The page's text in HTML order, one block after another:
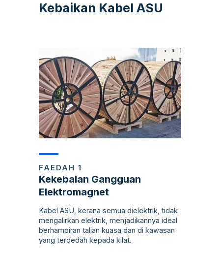
Kebaikan Kabel ASU
FAEDAH 1
Kekebalan Gangguan
Elektromagnet
Kabel ASU, kerana semua dielektrik, tidak
mengalirkan elektrik, menjadikannya ideal
berhampiran talian kuasa dan di kawasan
yang terdedah kepada kilat.